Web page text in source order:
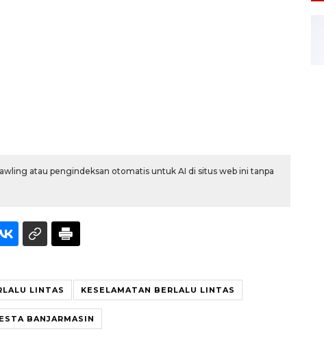
atau pengindeksan otomatis untuk AI di situs web ini tanpa
LINTAS KESELAMATAN BERLALU LINTAS
BANJARMASIN